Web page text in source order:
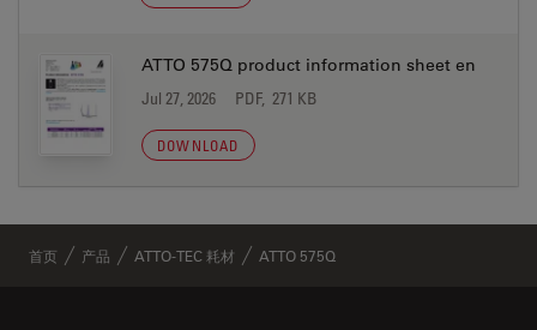
ATTO 575Q product information sheet en
Jul 27, 2026 PDF, 271 KB
DOWNLOAD
首页 产品 ATTO-TEC 耗材 ATTO 575Q